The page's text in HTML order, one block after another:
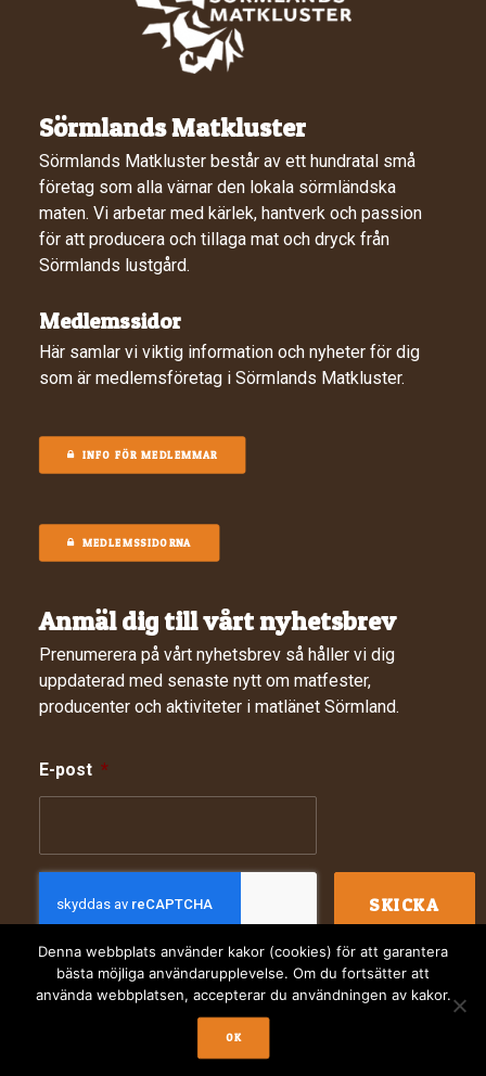
Sörmlands Matkluster
Sörmlands Matkluster består av ett hundratal små
företag som alla värnar den lokala sörmländska
maten. Vi arbetar med kärlek, hantverk och passion
för att producera och tillaga mat och dryck från
Sörmlands lustgård.
Medlemssidor
Här samlar vi viktig information och nyheter för dig
som är medlemsföretag i Sörmlands Matkluster.
INFO FÖR MEDLEMMAR
MEDLEMSSIDORNA
Anmäl dig till vårt nyhetsbrev
Prenumerera på vårt nyhetsbrev så håller vi dig
uppdaterad med senaste nytt om matfester,
producenter och aktiviteter i matlänet Sörmland.
E-post *
© 2024 Sörmlands Matkluster. Webbdesign av
Denna webbplats använder kakor (cookies) för att garantera
bästa möjliga användarupplevelse. Om du fortsätter att
använda webbplatsen, accepterar du användningen av kakor.
OK